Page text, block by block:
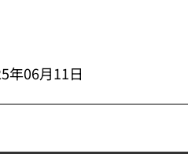
年06月11日